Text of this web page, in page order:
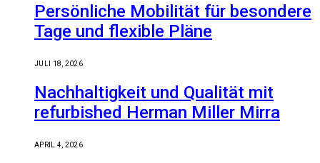
Persönliche Mobilität für besondere
Tage und flexible Pläne
JULI 18, 2026
Nachhaltigkeit und Qualität mit
refurbished Herman Miller Mirra
APRIL 4, 2026